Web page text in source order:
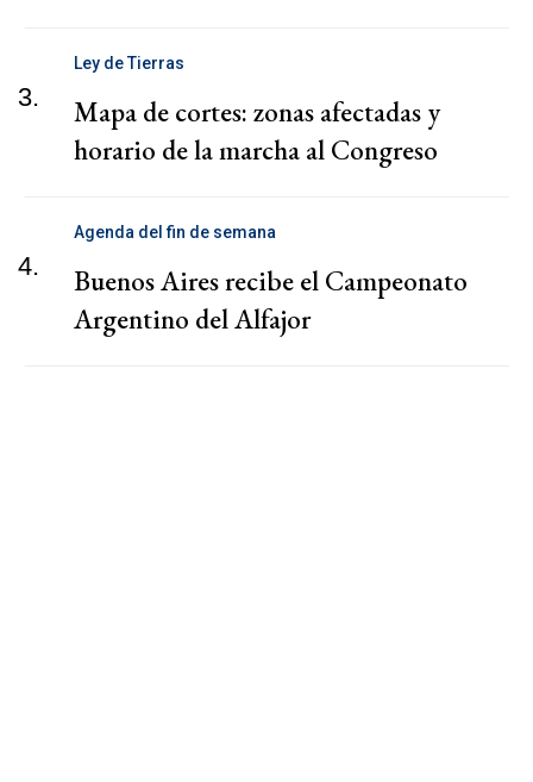
3.
Ley de Tierras
Mapa de cortes: zonas afectadas y
horario de la marcha al Congreso
4.
Agenda del fin de semana
Buenos Aires recibe el Campeonato
Argentino del Alfajor